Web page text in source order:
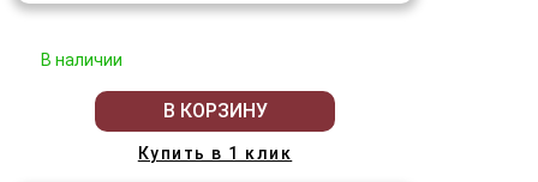
В наличии
В КОРЗИНУ
Купить в 1 клик